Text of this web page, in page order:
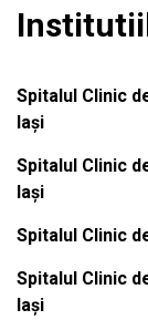
Spitalul Clinic
Iași
Spitalul Clinic
Iași
Spitalul Clinic
Spitalul Clinic
Iași